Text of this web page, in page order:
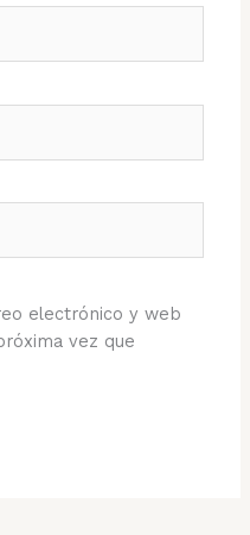
electrónico y web
vez que